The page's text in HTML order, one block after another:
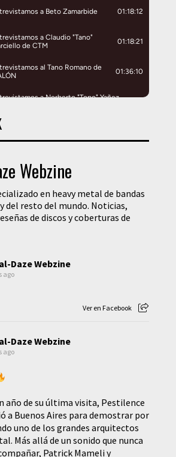
Webzine
en heavy metal de bandas
del resto del mundo. Noticias,
de discos y coberturas de
Daze Webzine
ago
Ver en Facebook
Daze Webzine
ago
año de su última visita, Pestilence
a Buenos Aires para demostrar por
uno de los grandes arquitectos
Más allá de un sonido que nunca
Patrick Mameli y